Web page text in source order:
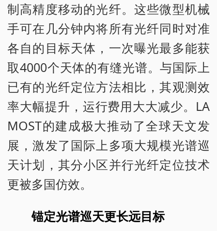
制高精度移动的光纤。这些微型机械
手可在几分钟内将所有光纤同时对准
各自的目标天体，一次曝光最多能获
取4000个天体的有缝光谱。与国际上
已有的光纤定位方法相比，其观测效
率大幅提升，运行费用大大减少。LA
MOST的建成极大推动了全球天文发
展，激发了国际上多项大规模光谱巡
天计划，其分小区并行光纤定位技术
更被多国仿效。
锚定光谱巡天更长远目标